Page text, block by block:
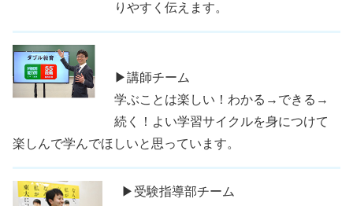
りやすく伝えます。
▶講師チーム
学ぶことは楽しい！わかる→できる→
続く！よい学習サイクルを身につけて
楽しんで学んでほしいと思っています。
▶受験指導部チーム